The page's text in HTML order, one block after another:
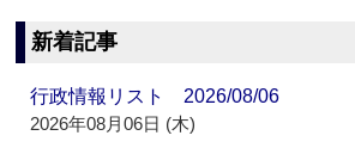
新着記事
行政情報リスト 2026/08/06
2026年08月06日 (木)